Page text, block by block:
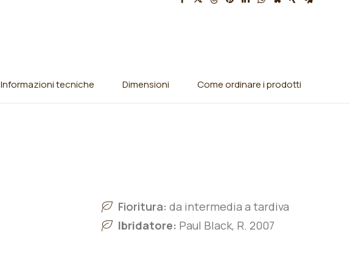
Informazioni tecniche Dimensioni Come ordinare i prodotti
Fioritura: da intermedia a tardiva
Ibridatore: Paul Black, R. 2007